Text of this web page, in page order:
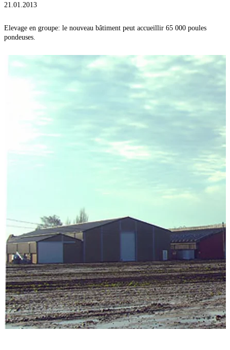
21.01.2013
Elevage en groupe: le nouveau bâtiment peut accueillir 65 000 poules
pondeuses.